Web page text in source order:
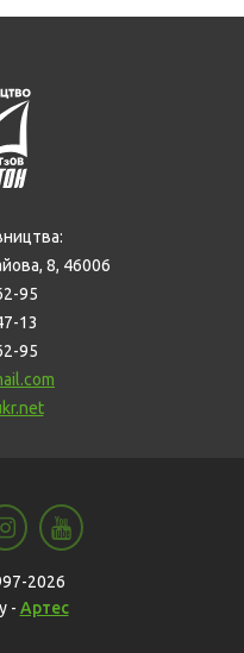
8, 46006
95
13
95
2026
- Артес